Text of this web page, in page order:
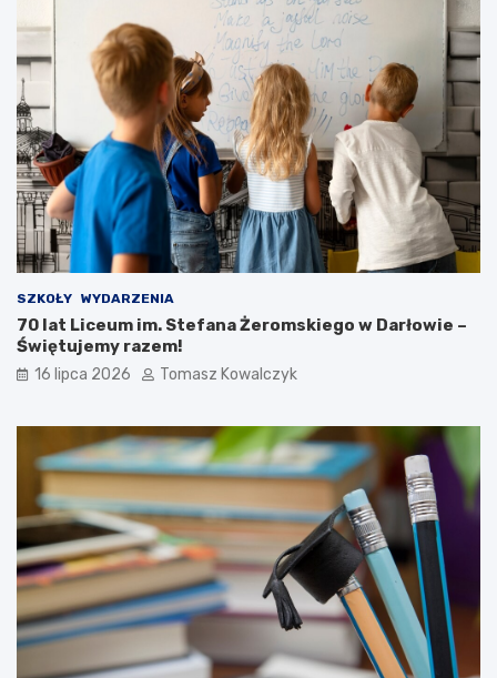
SZKOŁY WYDARZENIA
70 lat Liceum im. Stefana Żeromskiego w Darłowie –
Świętujemy razem!
16 lipca 2026 Tomasz Kowalczyk